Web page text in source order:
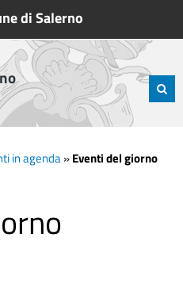
di Salerno
in agenda»Eventi del giorno